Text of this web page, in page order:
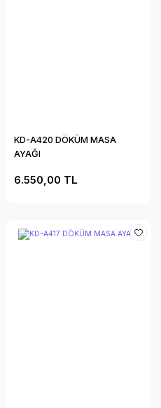
KD-A420 DÖKÜM MASA
AYAĞI
6.550,00 TL